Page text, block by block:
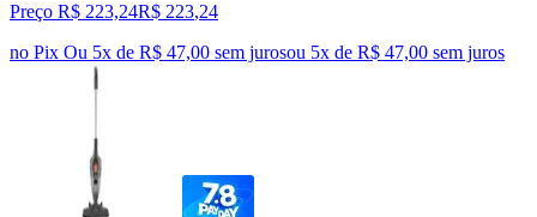
Preço R$ 223,24R$ 223,24
no Pix Ou 5x de R$ 47,00 sem jurosou 5x de R$ 47,00 sem juros